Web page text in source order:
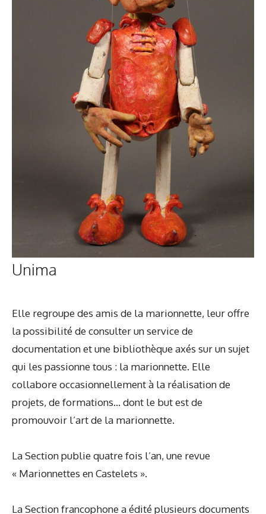
Unima
Elle regroupe des amis de la marionnette, leur offre
la possibilité de consulter un service de
documentation et une bibliothèque axés sur un sujet
qui les passionne tous : la marionnette. Elle
collabore occasionnellement à la réalisation de
projets, de formations… dont le but est de
promouvoir l’art de la marionnette.
La Section publie quatre fois l’an, une revue
« Marionnettes en Castelets ».
La Section francophone a édité plusieurs documents